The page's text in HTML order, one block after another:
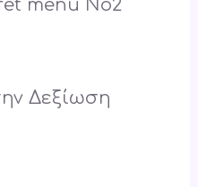
menu Νο2
Δεξίωση